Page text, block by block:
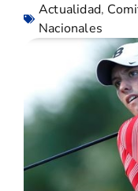
Actualidad,
Nacionales